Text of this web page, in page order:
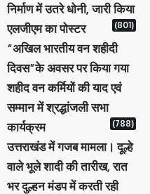
निर्माण में उतरे धोनी, जारी किया
एलजीएम का पोस्टर
(801)
“अखिल भारतीय वन शहीदी
दिवस”के अवसर पर किया गया
शहीद वन कर्मियों की याद एवं
सम्मान में श्रद्धांजली सभा
कार्यक्रम
(788)
उत्तराखंड में गजब मामला। दूल्हे
वाले भूले शादी की तारीख, रात
भर दुल्हन मंडप में करती रही